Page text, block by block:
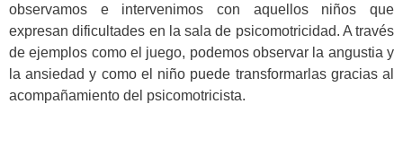
observamos e intervenimos con aquellos niños que
expresan dificultades en la sala de psicomotricidad. A través
de ejemplos como el juego, podemos observar la angustia y
la ansiedad y como el niño puede transformarlas gracias al
acompañamiento del psicomotricista.